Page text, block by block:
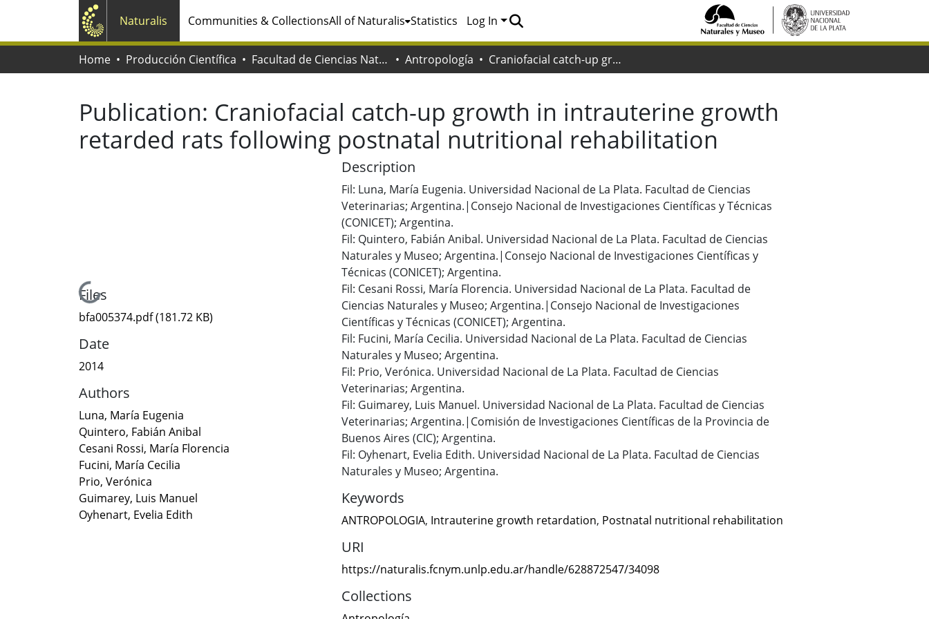
Naturalis Communities & CollectionsAll of Naturalis Statistics Log In
Home Producción Científica Facultad de Ciencias Naturales y Museo Antropología Craniofacial catch-up growth in intrauterine growth retarded rats following postnatal nutritional rehabilitation
Publication: Craniofacial catch-up growth in intrauterine growth
retarded rats following postnatal nutritional rehabilitation
Loading...
Files
bfa005374.pdf(181.72 KB)
Date
2014
Authors
Luna, María Eugenia
Quintero, Fabián Anibal
Cesani Rossi, María Florencia
Fucini, María Cecilia
Prio, Verónica
Guimarey, Luis Manuel
Oyhenart, Evelia Edith
Description
Fil: Luna, María Eugenia. Universidad Nacional de La Plata. Facultad de Ciencias
Veterinarias; Argentina.|Consejo Nacional de Investigaciones Científicas y Técnicas
(CONICET); Argentina.
Fil: Quintero, Fabián Anibal. Universidad Nacional de La Plata. Facultad de Ciencias
Naturales y Museo; Argentina.|Consejo Nacional de Investigaciones Científicas y
Técnicas (CONICET); Argentina.
Fil: Cesani Rossi, María Florencia. Universidad Nacional de La Plata. Facultad de
Ciencias Naturales y Museo; Argentina.|Consejo Nacional de Investigaciones
Científicas y Técnicas (CONICET); Argentina.
Fil: Fucini, María Cecilia. Universidad Nacional de La Plata. Facultad de Ciencias
Naturales y Museo; Argentina.
Fil: Prio, Verónica. Universidad Nacional de La Plata. Facultad de Ciencias
Veterinarias; Argentina.
Fil: Guimarey, Luis Manuel. Universidad Nacional de La Plata. Facultad de Ciencias
Veterinarias; Argentina.|Comisión de Investigaciones Científicas de la Provincia de
Buenos Aires (CIC); Argentina.
Fil: Oyhenart, Evelia Edith. Universidad Nacional de La Plata. Facultad de Ciencias
Naturales y Museo; Argentina.
Keywords
ANTROPOLOGIA, Intrauterine growth retardation, Postnatal nutritional rehabilitation
URI
https://naturalis.fcnym.unlp.edu.ar/handle/628872547/34098
Collections